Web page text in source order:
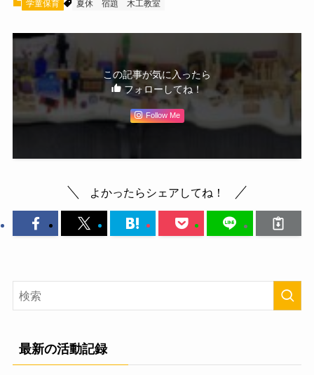
学童保育 夏休 宿題 木工教室
この記事が気に入ったら
フォローしてね！
Follow Me
よかったらシェアしてね！
最新の活動記録